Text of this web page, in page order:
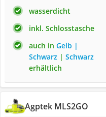
wasserdicht
inkl. Schlosstasche
auch in Gelb |
Schwarz | Schwarz
erhältlich
Agptek MLS2GO